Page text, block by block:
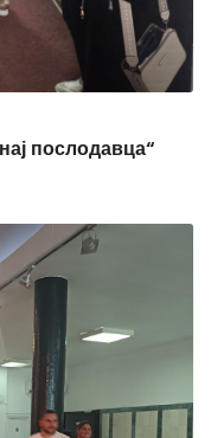
послодавца“